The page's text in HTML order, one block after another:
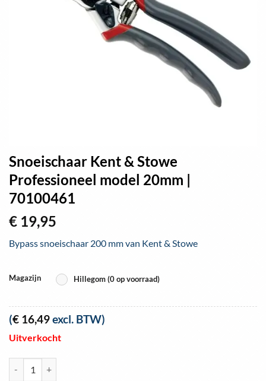
Snoeischaar Kent & Stowe
Professioneel model 20mm |
70100461
€ 19,95
Bypass snoeischaar 200 mm van Kent & Stowe
Magazijn Hillegom (0 op voorraad)
(€ 16,49excl. BTW)
Uitverkocht